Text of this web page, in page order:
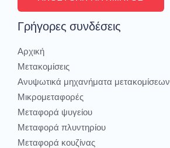
Γρήγορες συνδέσεις
Αρχική
Μετακομίσεις
Ανυψωτικά μηχανήματα μετακομίσεων
Μικρομεταφορές
Μεταφορά ψυγείου
Μεταφορά πλυντηρίου
Μεταφορά κουζίνας